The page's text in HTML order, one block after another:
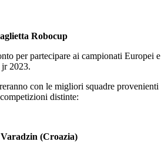
per partecipare ai campionati Europei e
2023.
con le migliori squadre provenienti
distinte:
(Croazia)